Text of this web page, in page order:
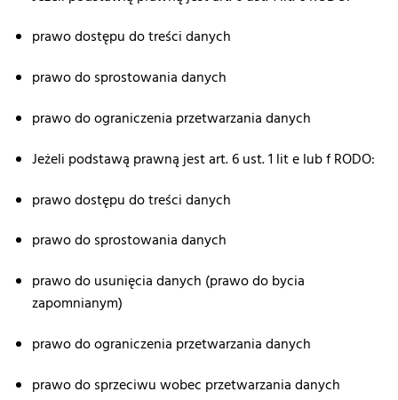
prawo dostępu do treści danych
prawo do sprostowania danych
prawo do ograniczenia przetwarzania danych
Jeżeli podstawą prawną jest art. 6 ust. 1 lit e lub f RODO:
prawo dostępu do treści danych
prawo do sprostowania danych
prawo do usunięcia danych (prawo do bycia
zapomnianym)
prawo do ograniczenia przetwarzania danych
prawo do sprzeciwu wobec przetwarzania danych